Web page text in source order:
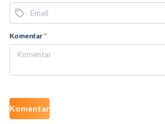
Komentar*
Komentar